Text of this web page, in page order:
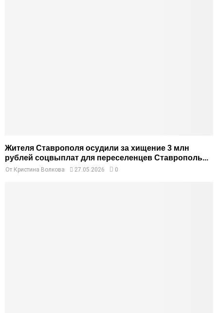
Жителя Ставрополя осудили за хищение 3 млн
рублей соцвыплат для переселенцев Ставрополь...
От Кристина Волкова 27.05.2026 0